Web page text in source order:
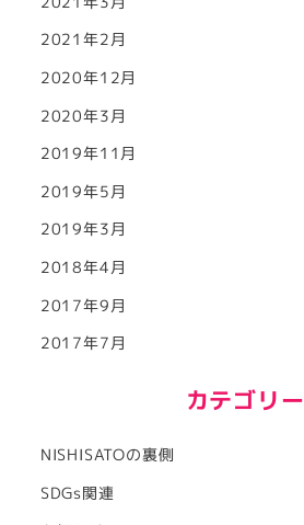
2021年2月
2020年12月
2020年3月
2019年11月
2019年5月
2019年3月
2018年4月
2017年9月
2017年7月
カテゴリー
NISHISATOの裏側
SDGs関連